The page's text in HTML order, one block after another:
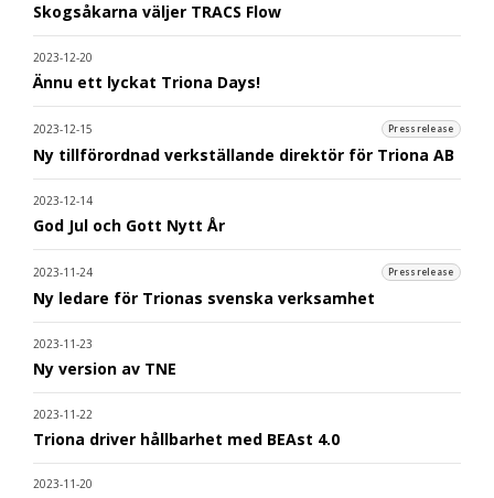
Skogsåkarna väljer TRACS Flow
2023-12-20
Ännu ett lyckat Triona Days!
2023-12-15 Pressrelease
Ny tillförordnad verkställande direktör för Triona AB
2023-12-14
God Jul och Gott Nytt År
2023-11-24 Pressrelease
Ny ledare för Trionas svenska verksamhet
2023-11-23
Ny version av TNE
2023-11-22
Triona driver hållbarhet med BEAst 4.0
2023-11-20